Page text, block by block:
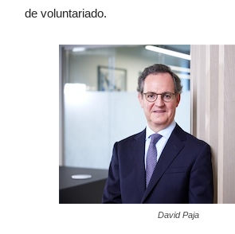
de voluntariado.
David Paja